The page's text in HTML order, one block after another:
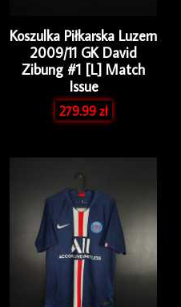
Koszulka Piłkarska Luzern
2009/11 GK David
Zibung #1 [L] Match
Issue
279.99zł